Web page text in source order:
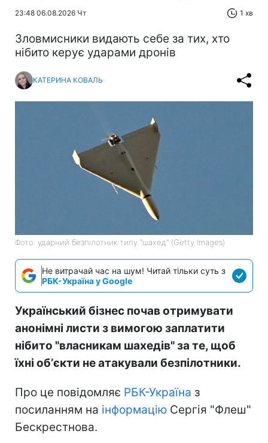
23:48 06.08.2026 Чт 1 хв
Зловмисники видають себе за тих, хто
нібито керує ударами дронів
КАТЕРИНА КОВАЛЬ
Фото: ударний безпілотник типу "шахед" (Getty Images)
Не витрачай час на шум! Читай тільки суть з
РБК-Україна у Google
Український бізнес почав отримувати
анонімні листи з вимогою заплатити
нібито "власникам шахедів" за те, щоб
їхні обʼєкти не атакували безпілотники.
Про це повідомляє РБК-Україна з
посиланням на інформацію Сергія "Флеш"
Бескрестнова.